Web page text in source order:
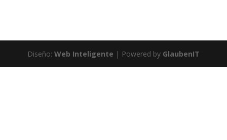
Diseño: Web Inteligente | Powered by GlaubenIT